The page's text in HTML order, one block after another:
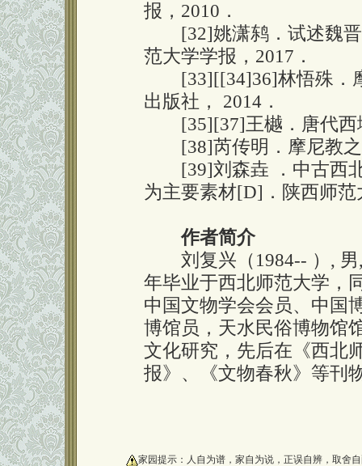
报，2010．
[32]姚潇鸫．试述魏晋
范大学学报，2017．
[33][[34]36]林悟殊．摩
出版社， 2014．
[35][37]王樾．唐代西
[38]芮传明．摩尼教之
[39]刘森垚 ．中古西北
为主要素材[D]．陕西师范
作者简介
刘复兴（1984-- ）, 男,
年毕业于西北师范大学，
中国文物学会会员、中国
博馆员，天水民俗博物馆
文化研究，先后在《西北
报》、《文物春秋》等刊
家园提示：人自为谱，家自为说，正误自辨，取舍